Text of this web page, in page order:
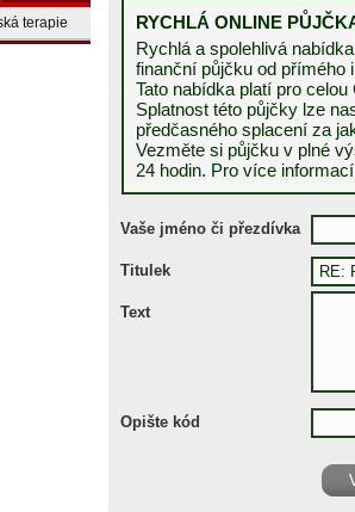
terapie
RYCHLÁ ONLINE
Rychlá a spolehlivá
finanční půjčku od přímého
Tato nabídka platí pro
Splatnost této půjčky lze
předčasného splacení za
Vezměte si půjčku v plné
24 hodin. Pro více
Vaše jméno či přezdívka
Titulek
Text
Opište kód